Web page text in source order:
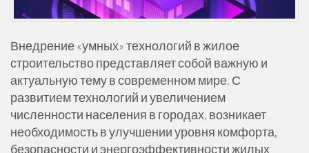
Внедрение «умных» технологий в жилое
строительство представляет собой важную и
актуальную тему в современном мире. С
развитием технологий и увеличением
численности населения в городах, возникает
необходимость в улучшении уровня комфорта,
безопасности и энергоэффективности жилых